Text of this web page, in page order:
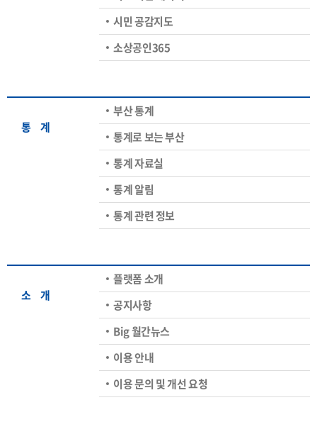
시민 공감지도
소상공인365
통ㅤ계
부산 통계
통계로 보는 부산
통계 자료실
통계 알림
통계 관련 정보
소ㅤ개
플랫폼 소개
공지사항
Big 월간뉴스
이용 안내
이용 문의 및 개선 요청